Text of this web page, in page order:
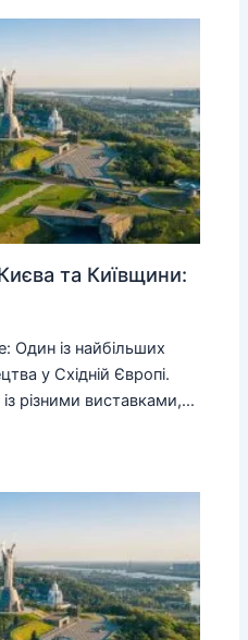
та Київщини:
Один із найбільших
у Східній Європі.
різними виставками,…